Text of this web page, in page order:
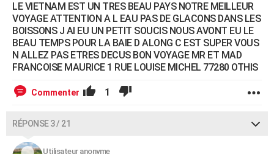
LE VIETNAM EST UN TRES BEAU PAYS NOTRE MEILLEUR
VOYAGE ATTENTION A L EAU PAS DE GLACONS DANS LES
BOISSONS J AI EU UN PETIT SOUCIS NOUS AVONT EU LE
BEAU TEMPS POUR LA BAIE D ALONG C EST SUPER VOUS
N ALLEZ PAS ETRES DECUS BON VOYAGE MR ET MAD
FRANCOISE MAURICE 1 RUE LOUISE MICHEL 77280 OTHIS
Commenter 1
RÉPONSE 3 / 21
Utilisateur anonyme